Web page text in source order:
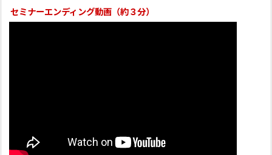
セミナーエンディング動画（約３分）